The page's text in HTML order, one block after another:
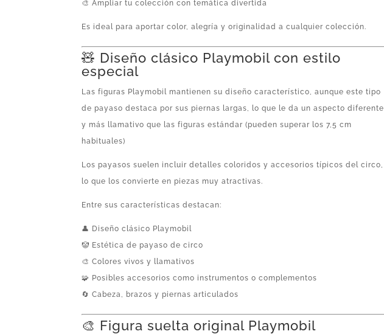
🎨 Ampliar tu colección con temática divertida
Es ideal para aportar color, alegría y originalidad a cualquier colección.
🧸 Diseño clásico Playmobil con estilo
especial
Las figuras Playmobil mantienen su diseño característico, aunque este tipo
de payaso destaca por sus piernas largas, lo que le da un aspecto diferente
y más llamativo que las figuras estándar (pueden superar los 7,5 cm
habituales)
Los payasos suelen incluir detalles coloridos y accesorios típicos del circo,
lo que los convierte en piezas muy atractivas.
Entre sus características destacan:
👤 Diseño clásico Playmobil
🤡 Estética de payaso de circo
🎨 Colores vivos y llamativos
🧩 Posibles accesorios como instrumentos o complementos
🔄 Cabeza, brazos y piernas articulados
🎨 Figura suelta original Playmobil